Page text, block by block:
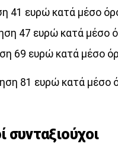
41 ευρώ κατά μέσο
47 ευρώ κατά μέσο
69 ευρώ κατά μέσο
81 ευρώ κατά μέσο
συνταξιούχοι